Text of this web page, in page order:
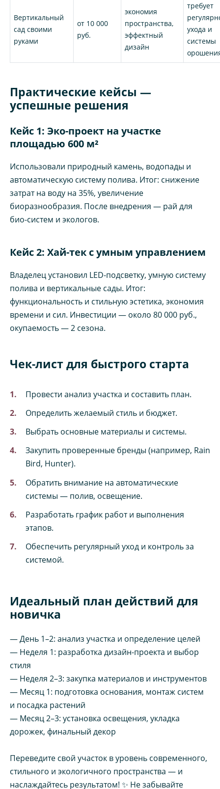
Вертикальный
сад своими
руками
от 10 000
руб.
экономия
пространства,
эффектный
дизайн
требует
ухода и
системы
Практические кейсы —
успешные решения
Кейс 1: Эко-проект на участке
площадью 600 м²
Использовали природный камень, водопады и
автоматическую систему полива. Итог: снижение
затрат на воду на 35%, увеличение
биоразнообразия. После внедрения — рай для
био-систем и экологов.
Кейс 2: Хай-тек с умным управлением
Владелец установил LED-подсветку, умную систему
полива и вертикальные сады. Итог:
функциональность и стильную эстетика, экономия
времени и сил. Инвестиции — около 80 000 руб.,
окупаемость — 2 сезона.
Чек-лист для быстрого старта
Провести анализ участка и составить план.
Определить желаемый стиль и бюджет.
Выбрать основные материалы и системы.
Закупить проверенные бренды (например, Rain
Bird, Hunter).
Обратить внимание на автоматические
системы — полив, освещение.
Разработать график работ и выполнения
этапов.
Обеспечить регулярный уход и контроль за
системой.
Идеальный план действий для
новичка
— День 1–2: анализ участка и определение целей
— Неделя 1: разработка дизайн-проекта и выбор
стиля
— Неделя 2–3: закупка материалов и инструментов
— Месяц 1: подготовка основания, монтаж систем
и посадка растений
— Месяц 2–3: установка освещения, укладка
дорожек, финальный декор
Переведите свой участок в уровень современного,
стильного и экологичного пространства — и
наслаждайтесь результатом! ✨ Не забывайте